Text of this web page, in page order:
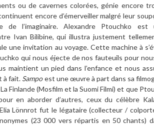
ou de cavernes colorées, génie encore
encore d’émerveiller malgré leur
l’imaginaire. Alexandre Ptouchko est
Ivan Bilibine, qui illustra justement
une invitation au voyage. Cette machine à
qui nous éjecte de nos fauteuils pour
maintient un pied dans l’enfance et nous
à fait. Sampoest une œuvre à part dans sa
Finlande (Mosfilm et la Suomi Filmi) et que
en aborder d’autres, ceux du célèbre
Lönnrot fut le légataire (collecteur /
(23 000 vers répartis en 50 chants)